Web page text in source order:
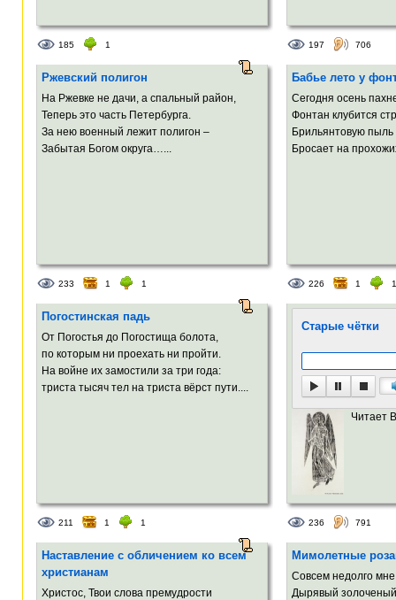
185 1 197 706
Ржевский полигон
На Ржевке не дачи, а спальный район,
Теперь это часть Петербурга.
За нею военный лежит полигон –
Забытая Богом округа…...
233 1 1
Бабье лето у
Сегодня осень
Фонтан клубится
Брильянтовую
Бросает на
226 1 1
Погостинская падь
От Погостья до Погостища болота,
по которым ни проехать ни пройти.
На войне их замостили за три года:
триста тысяч тел на триста вёрст пути....
211 1 1
Старые чётки
Читает
236 791
Наставление с обличением ко всем
христианам
Христос, Твои слова премудрости
Мимолетные
Совсем недолго мне
Дырявый